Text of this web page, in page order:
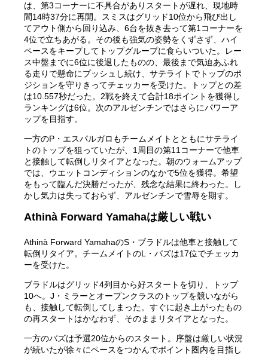
は、第3コーナーに不具合がありスタートが遅れ、現地時
間14時37分に再開。スミスはグリッド10位から飛び出し
てアウト側から回り込み、6台を抜き去って第1コーナーを
4位で立ちあがる。その後も強気の姿勢をくずさず、ハイ
ペースをキープしてトップグループに食らいついた。レー
ス中盤までに6位に後退したものの、最後まで気迫あふれ
る走りで懸命にプッシュし続け、サテライトでトップのポ
ジションを守りきってチェッカーを受けた。トップとの差
は10.557秒だった。2戦を終えて合計18ポイントを獲得し
ランキングは6位。次のアルゼンチンではさらにパワーア
ップを目指す。
一方のP・エスパルガロもチームメイトとともにサテライ
トのトップを狙っていたが、1周目の第11コーナーで他車
と接触して転倒しリタイアとなった。朝のウォームアップ
では、ウエットコンディションのなかで5位を獲得。希望
をもって臨んだ決勝だったが、残念な結果に終わった。し
かし気力は失っておらず、アルゼンチンで雪辱を期す。
Athinà Forward Yamahaは厳しい戦い
Athinà Forward YamahaのS・ブラドルは他車と接触して
転倒リタイア。チームメイトのL・バズは17位でチェッカ
ーを受けた。
ブラドルはグリッド4列目から好スタートを切り、トップ
10へ。J・ミラーとオープンクラスのトップを競いながら
も、接触して転倒してしまった。すぐに起き上がったもの
の再スタートはかなわず、そのままリタイアとなった。
一方のバズは予選20位からのスタート。序盤は厳しい状況
が続いたが徐々にペースをつかんでポイント圏内を目指し